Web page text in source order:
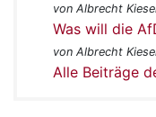
von Albrecht
Was will die
von Albrecht
Alle Beiträge